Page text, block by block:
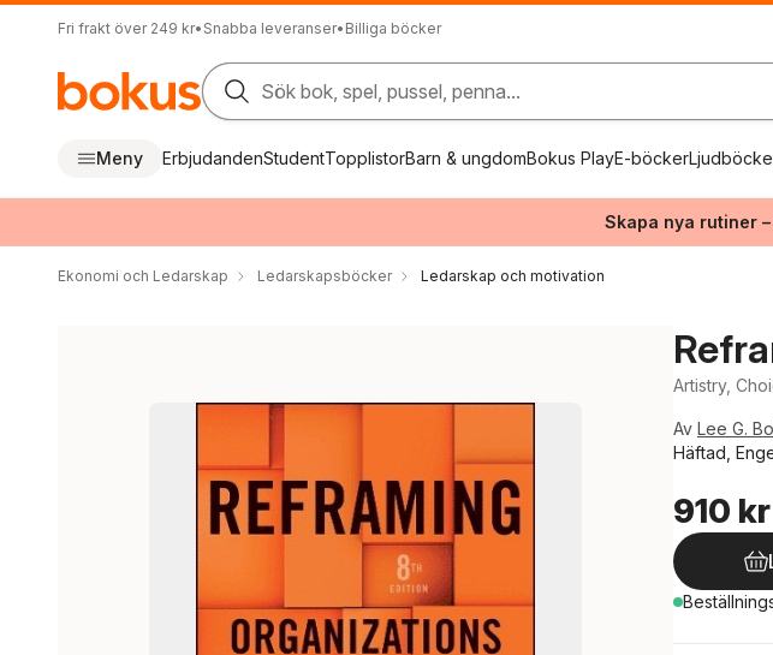
Fri frakt över 249 kr• Snabba leveranser• Billiga böcker
Sök bok, spel, pussel, penna...
Meny ErbjudandenStudentTopplistorBarn & ungdomBokus PlayE-böcker
Skapa nya rutiner
Ekonomi och Ledarskap Ledarskapsböcker Ledarskap och motivation
Artistry,
Av Lee G.
Häftad,
910 kr